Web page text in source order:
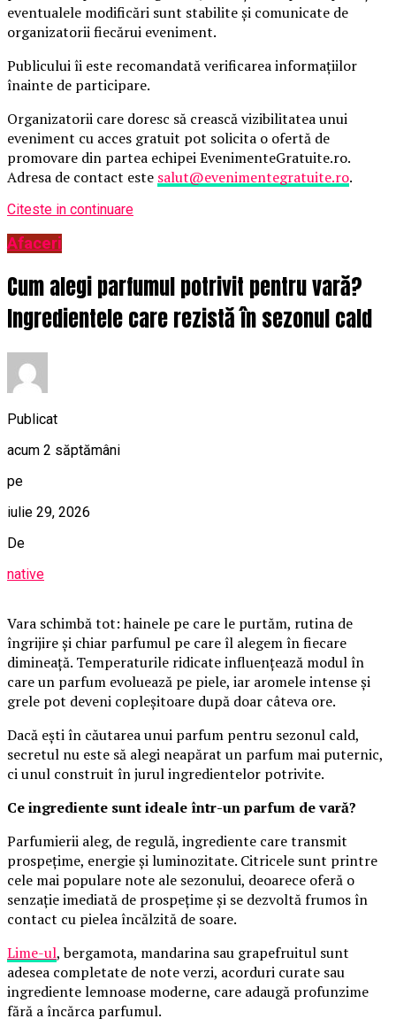
eventualele modificări sunt stabilite și comunicate de
organizatorii fiecărui eveniment.
Publicului îi este recomandată verificarea informațiilor
înainte de participare.
Organizatorii care doresc să crească vizibilitatea unui
eveniment cu acces gratuit pot solicita o ofertă de
promovare din partea echipei EvenimenteGratuite.ro.
Adresa de contact este salut@evenimentegratuite.ro.
Citeste in continuare
Afaceri
Cum alegi parfumul potrivit pentru vară?
Ingredientele care rezistă în sezonul cald
Publicat
acum 2 săptămâni
pe
iulie 29, 2026
De
native
Vara schimbă tot: hainele pe care le purtăm, rutina de
îngrijire și chiar parfumul pe care îl alegem în fiecare
dimineață. Temperaturile ridicate influențează modul în
care un parfum evoluează pe piele, iar aromele intense și
grele pot deveni copleșitoare după doar câteva ore.
Dacă ești în căutarea unui parfum pentru sezonul cald,
secretul nu este să alegi neapărat un parfum mai puternic,
ci unul construit în jurul ingredientelor potrivite.
Ce ingrediente sunt ideale într-un parfum de vară?
Parfumierii aleg, de regulă, ingrediente care transmit
prospețime, energie și luminozitate. Citricele sunt printre
cele mai populare note ale sezonului, deoarece oferă o
senzație imediată de prospețime și se dezvoltă frumos în
contact cu pielea încălzită de soare.
Lime-ul, bergamota, mandarina sau grapefruitul sunt
adesea completate de note verzi, acorduri curate sau
ingrediente lemnoase moderne, care adaugă profunzime
fără a încărca parfumul.